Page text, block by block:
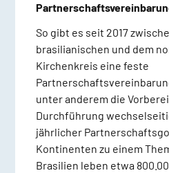
So gibt es seit 2017
brasilianischen und dem
Kirchenkreis eine feste
unter anderem die
Durchführung
jährlicher
Kontinenten zu einem
Brasilien leben etwa